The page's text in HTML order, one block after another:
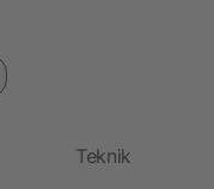
Teknik